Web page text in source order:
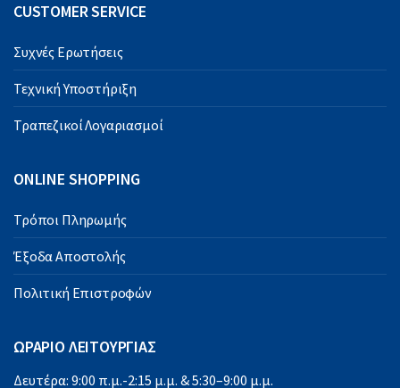
CUSTOMER SERVICE
Συχνές Ερωτήσεις
Τεχνική Υποστήριξη
Τραπεζικοί Λογαριασμοί
ONLINE SHOPPING
Τρόποι Πληρωμής
Έξοδα Αποστολής
Πολιτική Επιστροφών
ΩΡΑΡΙΟ ΛΕΙΤΟΥΡΓΙΑΣ
Δευτέρα: 9:00 π.μ.-2:15 μ.μ. & 5:30–9:00 μ.μ.